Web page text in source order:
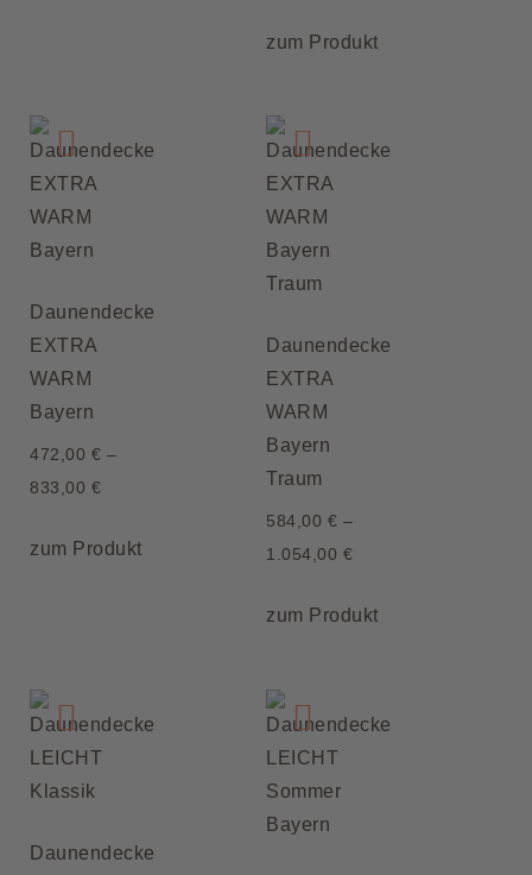
zum Produkt
Daunendecke
EXTRA
WARM
Bayern
472,00 € –
833,00 €
zum Produkt
Daunendecke
EXTRA
WARM
Bayern
Traum
584,00 € –
1.054,00 €
zum Produkt
Daunendecke